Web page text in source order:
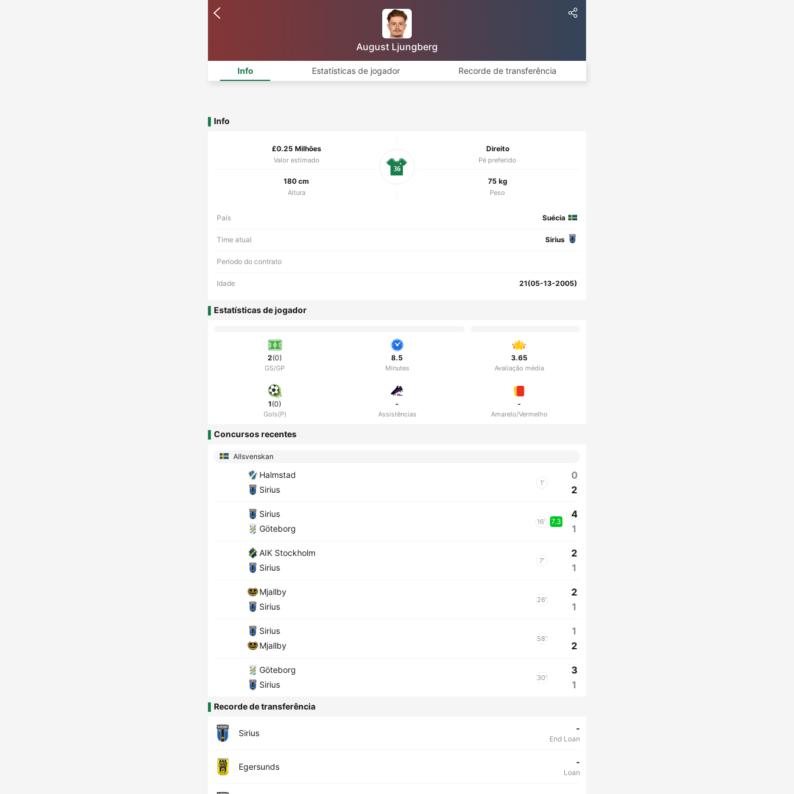
August Ljungberg
Info Estatísticas de jogador Recorde de transferência
Info
£0.25 Milhões
Valor estimado
Direito
Pé preferido
180 cm
Altura
75 kg
Peso
36
País Suécia
Time atual Sirius
Período do contrato
Idade 21(05-13-2005)
Estatísticas de jogador
2(0)
GS/GP
8.5
Minutes
3.65
Avaliação média
1(0)
Gols(P)
-
Assistências
-
Amarelo/Vermelho
Concursos recentes
Allsvenskan
Halmstad
Sirius
1'
0
2
Sirius
Göteborg
16' 7.3
4
1
AIK Stockholm
Sirius
7'
2
1
Mjallby
Sirius
26'
2
1
Sirius
Mjallby
58'
1
2
Göteborg
Sirius
30'
3
1
Recorde de transferência
Sirius -
End Loan
Egersunds -
Loan